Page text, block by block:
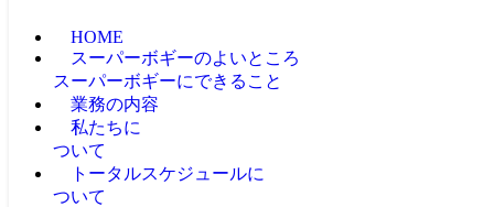
HOME
スーパーボギーのよいところ
スーパーボギーにできること
業務の内容
私たちに
ついて
トータルスケジュールに
ついて